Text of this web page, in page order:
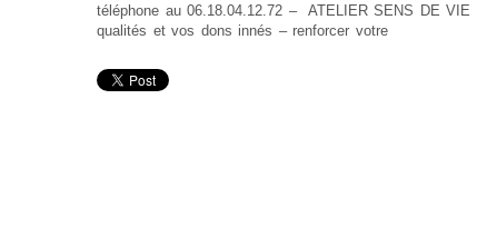
téléphone au 06.18.04.12.72 – ATELIER SENS DE
qualités et vos dons innés – renforcer votre